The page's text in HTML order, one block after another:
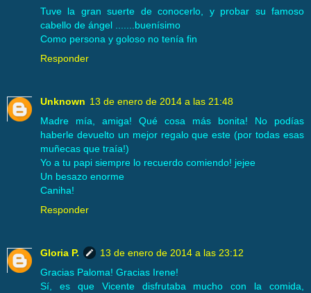
Tuve la gran suerte de conocerlo, y probar su famoso
cabello de ángel .......buenísimo
Como persona y goloso no tenía fin
Responder
Unknown 13 de enero de 2014 a las 21:48
Madre mía, amiga! Qué cosa más bonita! No podías
haberle devuelto un mejor regalo que este (por todas esas
muñecas que traía!)
Yo a tu papi siempre lo recuerdo comiendo! jejee
Un besazo enorme
Caniha!
Responder
Gloria P.
13 de enero de 2014 a las 23:12
Gracias Paloma! Gracias Irene!
Sí, es que Vicente disfrutaba mucho con la comida,